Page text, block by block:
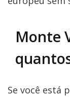
Monte
Se você está